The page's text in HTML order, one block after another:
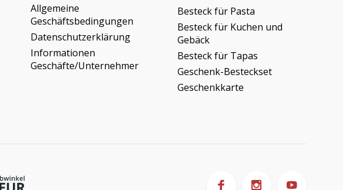
Allgemeine
Geschäftsbedingungen
Datenschutzerklärung
Informationen
Geschäfte/Unternehmer
Besteck für Pasta
Besteck für Kuchen und
Gebäck
Besteck für Tapas
Geschenk-Besteckset
Geschenkkarte